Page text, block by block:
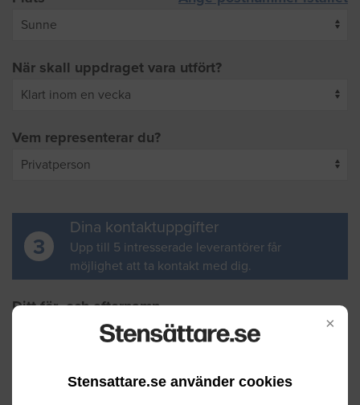
×
Stensattare.se använder cookies
När skall uppdraget vara utfört?
Vem representerar du?
3
Dina kontaktuppgifter
Upp till 5 intresserade leverantörer får
möjlighet att ta kontakt med dig.
Ditt för- och efternamn
Din e-postadress